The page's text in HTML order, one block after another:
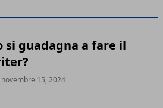
si guadagna a fare il
novembre 15, 2024